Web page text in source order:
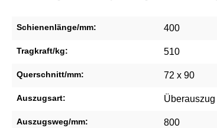
Schienenlänge/mm: 400
Tragkraft/kg: 510
Querschnitt/mm: 72 x 90
Auszugsart: Überauszug
Auszugsweg/mm: 800